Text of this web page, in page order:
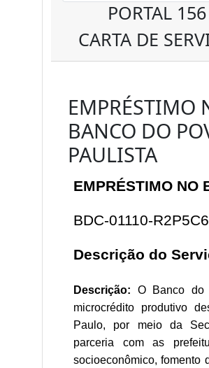
PORTAL 156
CARTA DE
EMPRÉSTIMO
BANCO DO
PAULISTA
EMPRÉSTIMO NO
BDC-01110-R2P5C6
Descrição do
Descrição: O Banco do
microcrédito produtivo
Paulo, por meio da
parceria com as
socioeconômico, fomento